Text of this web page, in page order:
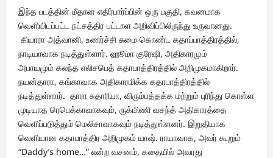
இந்த படத்தின் மீதான எதிர்பார்ப்பின் ஒரு பகுதி, கவனமாக
வெளியிடப்பட்ட நட்சத்திர பட்டாள அறிவிப்பிலிருந்து உருவானது.
கியாரா அத்வானி, உணர்ச்சி சுமை கொண்ட கதாப்பாத்திரத்தில்,
நாடியாவாக நடித்துள்ளார். ஹூமா குரேஷி, அதிகாரமும்
அபாயமும் கலந்த எலிசபெத் கதாபாத்திரத்தில் அறிமுகமாகிறார்.
நயன்தாரா, கங்காவாக அதிகாரமிக்க கதாபாத்திரத்தில்
நடித்துள்ளார். தாரா சுதாரியா, விரும்பத்தக்க மற்றும் புரிந்து கொள்ள
முடியாத ரெபெக்காவாகவும், ருக்மிணி வசந்த் அதிகாரத்தை
வெளிப்படுத்தும் மெலிசாவாகவும் நடித்துள்ளனர். இறுதியாக
வெளியான கதாபாத்திர அறிமுகம் யாஷ். ராயாவாக, அவர் கூறும்
“Daddy’s home…” என்ற வசனம், கதையில் அவரது